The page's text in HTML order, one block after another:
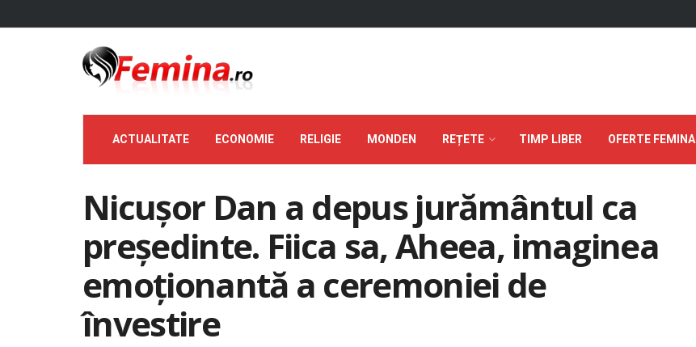
ACTUALITATE ECONOMIE RELIGIE MONDEN REȚETE TIMP LIBER OFERTE FEMINA
Nicușor Dan a depus jurământul ca
președinte. Fiica sa, Aheea, imaginea
emoționantă a ceremoniei de
învestire